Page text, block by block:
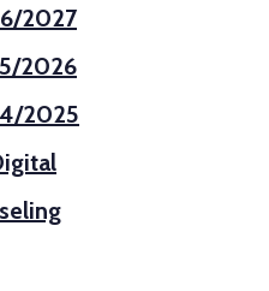
2027
2026
2025